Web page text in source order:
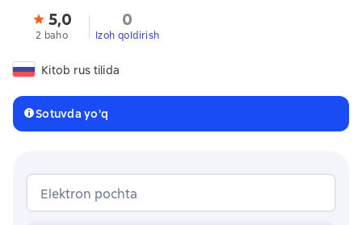
5,0
2 baho
0
Izoh qoldirish
Kitob rus tilida
Sotuvda yo'q
Elektron pochta